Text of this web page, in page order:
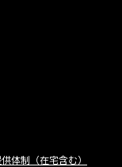
体制（在宅含む）